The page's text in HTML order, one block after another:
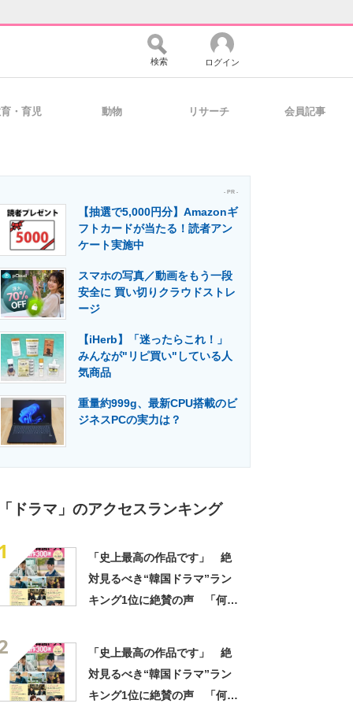
ミュニティ マーケ×ITの今がよく分かる
活用を支援
メディア 建設×テクノロジーの最前線
検索 ログイン
・育児 動物 リサーチ 会員記事
- PR -
【抽選で5,000円分】Amazonギ
フトカードが当たる！読者アン
ケート実施中
スマホの写真／動画をもう一段
安全に 買い切りクラウドストレ
ージ
【iHerb】「迷ったらこれ！」
みんなが"リピ買い"している人
気商品
重量約999g、最新CPU搭載のビ
ジネスPCの実力は？
「ドラマ」のアクセスランキング
「史上最高の作品です」 絶
対見るべき“韓国ドラマ”ラン
キング1位に絶賛の声 「何度
「史上最高の作品です」 絶
対見るべき“韓国ドラマ”ラン
キング1位に絶賛の声 「何度